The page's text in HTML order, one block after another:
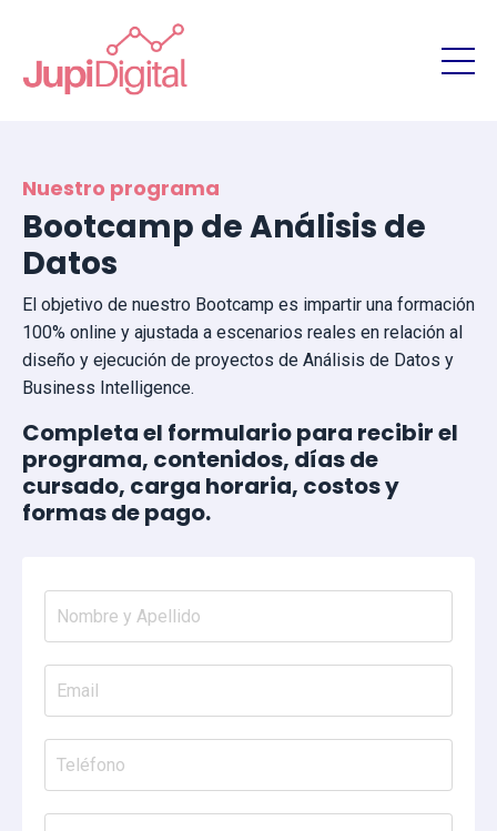
Nuestro programa
Bootcamp de Análisis de
Datos
El objetivo de nuestro Bootcamp es impartir una formación
100% online y ajustada a escenarios reales en relación al
diseño y ejecución de proyectos de Análisis de Datos y
Business Intelligence.
Completa el formulario para recibir el
programa, contenidos, días de
cursado, carga horaria, costos y
formas de pago.